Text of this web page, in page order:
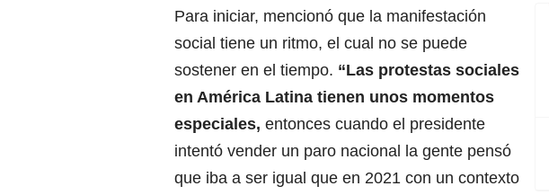
Para iniciar, mencionó que la manifestación
social tiene un ritmo, el cual no se puede
sostener en el tiempo. “Las protestas sociales
en América Latina tienen unos momentos
especiales, entonces cuando el presidente
intentó vender un paro nacional la gente pensó
que iba a ser igual que en 2021 con un contexto